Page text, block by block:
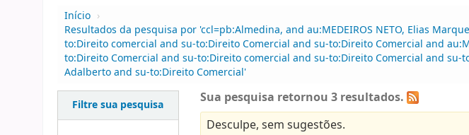
Início ›
Resultados da pesquisa por 'ccl=pb:Almedina, and au:MEDEIROS NETO, Elias
to:Direito comercial and su-to:Direito Comercial and su-to:Direito Comercial and
to:Direito Comercial and su-to:Direito comercial and su-to:Direito Comercial and su-
Adalberto and su-to:Direito Comercial'
Filtre sua pesquisa
Sua pesquisa retornou 3 resultados.
Desculpe, sem sugestões.